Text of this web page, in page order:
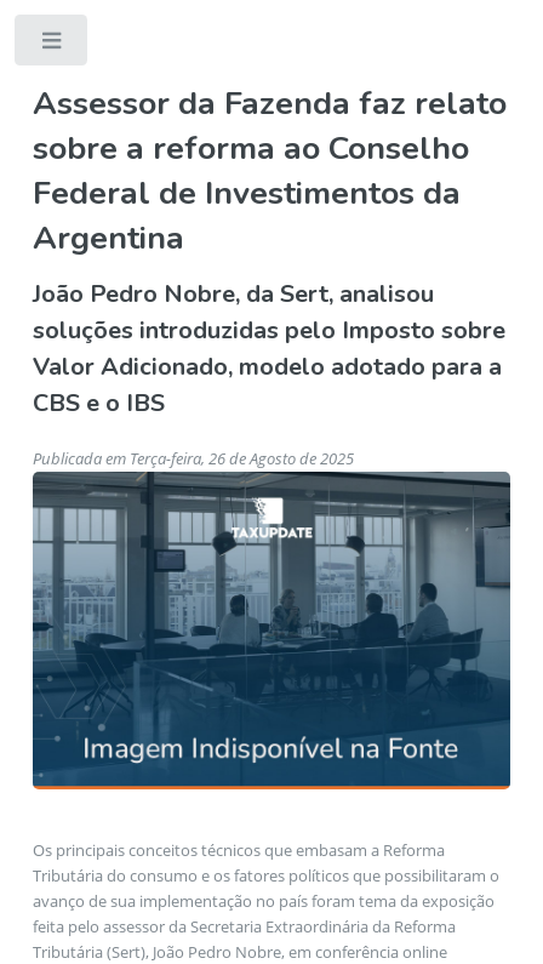
Assessor da Fazenda faz relato
sobre a reforma ao Conselho
Federal de Investimentos da
Argentina
João Pedro Nobre, da Sert, analisou
soluções introduzidas pelo Imposto sobre
Valor Adicionado, modelo adotado para a
CBS e o IBS
Publicada em Terça-feira, 26 de Agosto de 2025
Os principais conceitos técnicos que embasam a Reforma
Tributária do consumo e os fatores políticos que possibilitaram o
avanço de sua implementação no país foram tema da exposição
feita pelo assessor da Secretaria Extraordinária da Reforma
Tributária (Sert), João Pedro Nobre, em conferência online